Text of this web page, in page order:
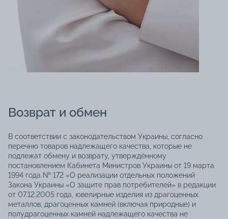
Возврат и обмен
В соответствии с законодательством Украины, согласно
перечню товаров надлежащего качества, которые не
подлежат обмену и возврату, утверждённому
постановлением Кабинета Министров Украины от 19 марта
1994 года № 172 «О реализации отдельных положений
Закона Украины «О защите прав потребителей» в редакции
от 07.12.2005 года, ювелирные изделия из драгоценных
металлов, драгоценных камней (включая природные) и
полудрагоценных камней надлежащего качества не